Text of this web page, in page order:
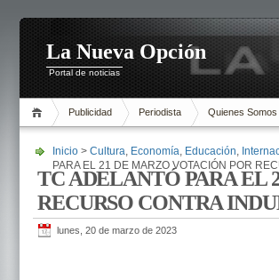
La Nueva Opción
Portal de noticias
Publicidad Periodista Quienes Somos
Inicio > Cultura, Economía, Educación,
PARA EL 21 DE MARZO VOTACIÓN POR
TC ADELANTÓ PARA EL
RECURSO CONTRA
lunes, 20 de marzo de 2023